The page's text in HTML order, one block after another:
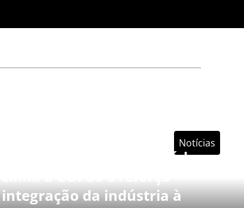
SESI leva soluções de saúde e
integração da indústria à
Notícias